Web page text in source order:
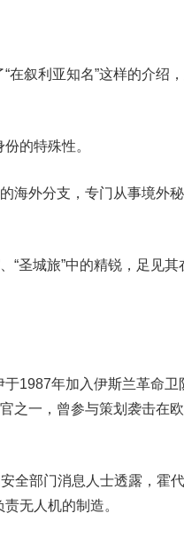
叙利亚知名”这样的介绍
的特殊性。
海外分支， 专门从事境外
“圣城旅”中的精锐，足见
于1987年加入伊斯兰革命卫
之一，曾参与策划袭击在
部门消息人士透露，霍代
无人机的制造。